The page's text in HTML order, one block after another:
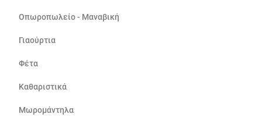
Οπωροπωλείο - Μαναβική
Γιαούρτια
Φέτα
Καθαριστικά
Μωρομάντηλα